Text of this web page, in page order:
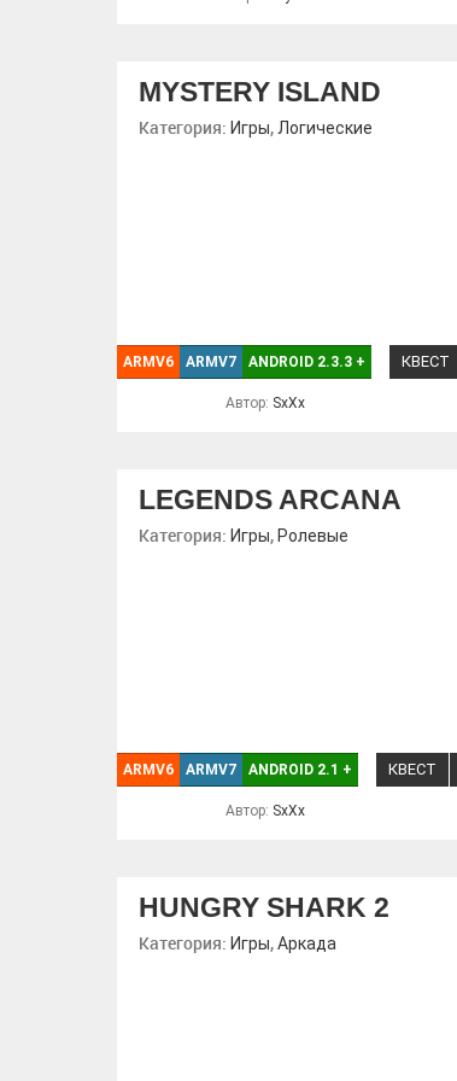
MYSTERY ISLAND
Категория: Игры, Логические
ARMV6 ARMV7 ANDROID 2.3.3 + КВЕСТ
Автор: SxXx
LEGENDS ARCANA
Категория: Игры, Ролевые
ARMV6 ARMV7 ANDROID 2.1 + КВЕСТ
Автор: SxXx
HUNGRY SHARK 2
Категория: Игры,Аркада